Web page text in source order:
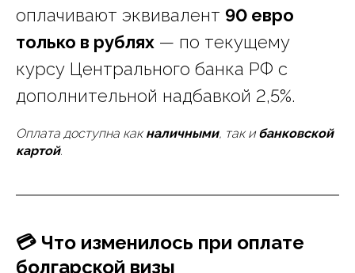
оплачивают эквивалент 90 евро
только в рублях — по текущему
курсу Центрального банка РФ с
дополнительной надбавкой 2,5%.
Оплата доступна какналичными, так и банковской
картой.
💳 Что изменилось при оплате
болгарской визы